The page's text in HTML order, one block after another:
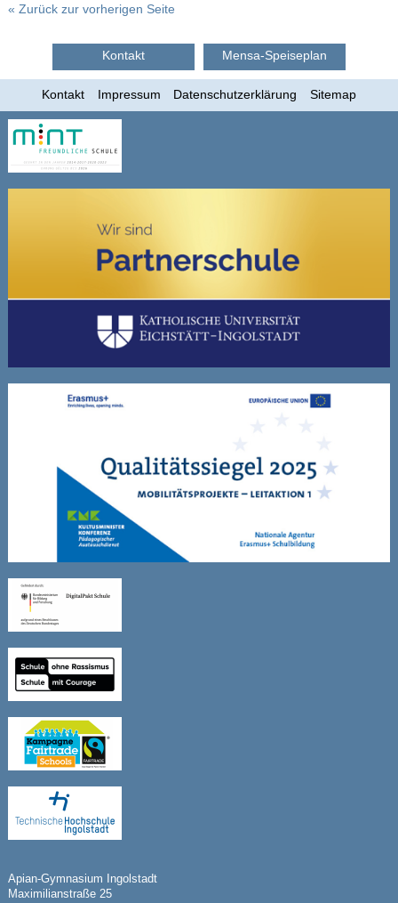
Spanisch
Sportstätten am Apian
Lehrplan/Fachschaftsplan
Regeln im Sportunterricht
Partnerschule des Sommersports
Schul-Triathlon
Sportklassen
Sport-Stützpunkt
Wirtschaft/Recht
Wirtschaftsinformatik
Schulleben
Schulfahrten
WebUntis
Kontakt
Impressum
Datenschutzerklärung
Sitemap
« Zurück zur vorherigen Seite
Kontakt Mensa-Speiseplan
Kontakt Impressum Datenschutzerklärung Sitemap
Apian-Gymnasium Ingolstadt
Maximilianstraße 25